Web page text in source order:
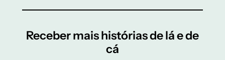
Receber mais histórias de lá e de
cá